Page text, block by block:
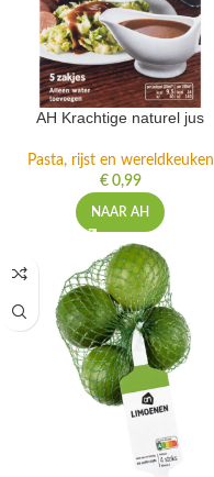
AH Krachtige naturel jus
Pasta, rijst en wereldkeuken
€0,99
NAAR AH